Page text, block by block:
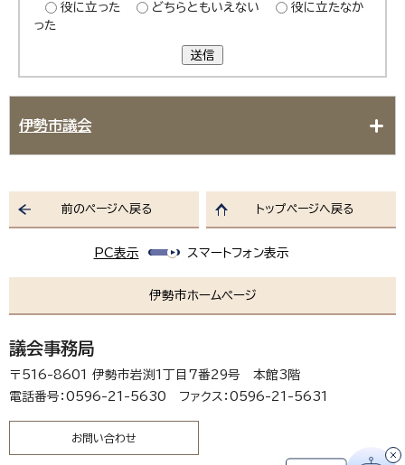
役に立った
どちらともいえない
役に立たなか
った
送信
伊勢市議会
前のページへ戻る トップページへ戻る
PC表示 スマートフォン表示
伊勢市ホームページ
議会事務局
〒516-8601 伊勢市岩渕1丁目7番29号 本館3階
電話番号：0596-21-5630 ファクス：0596-21-5631
お問い合わせ